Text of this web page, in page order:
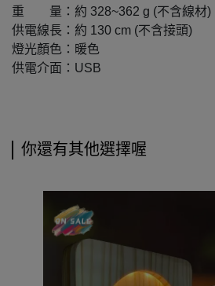
重 量：約 328~362 g (不含線材)
供電線長：約 130 cm (不含接頭)
燈光顏色：暖色
供電介面：USB
你還有其他選擇喔